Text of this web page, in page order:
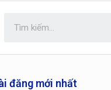
đăng mới nhất